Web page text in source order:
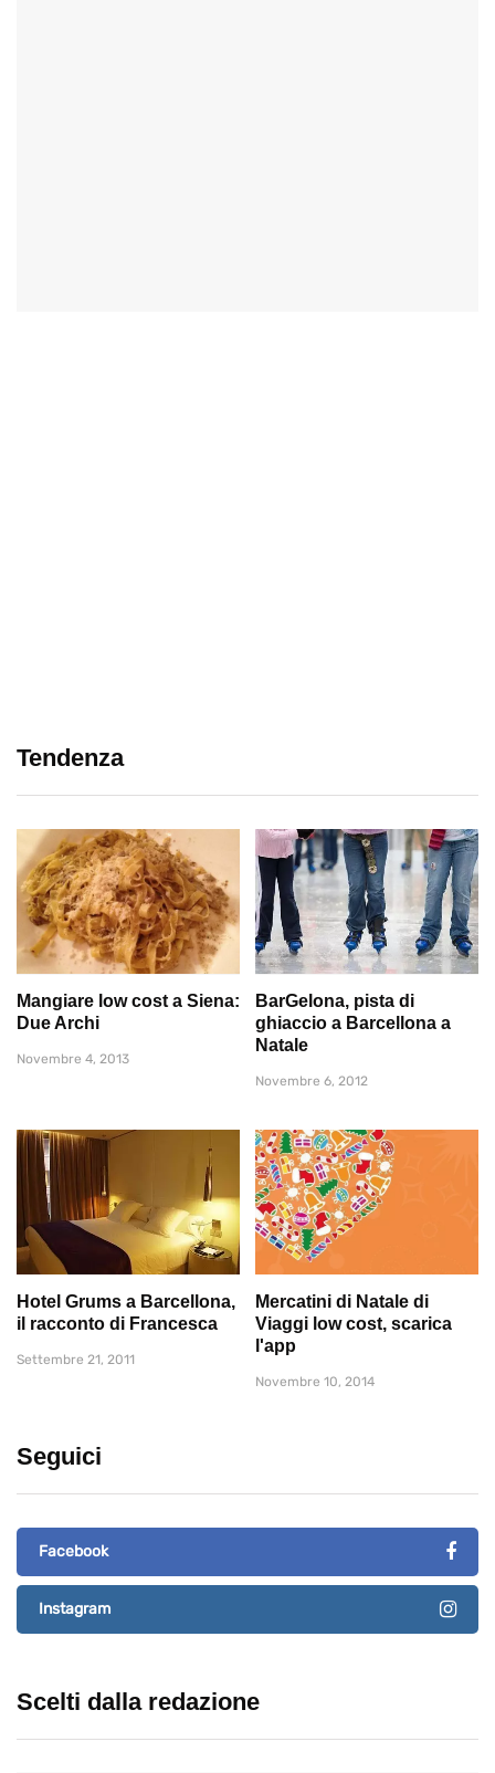
Tendenza
Mangiare low cost a Siena:
Due Archi
Novembre 4, 2013
BarGelona, pista di
ghiaccio a Barcellona a
Natale
Novembre 6, 2012
Hotel Grums a Barcellona,
il racconto di Francesca
Settembre 21, 2011
Mercatini di Natale di
Viaggi low cost, scarica
l'app
Novembre 10, 2014
Seguici
Facebook
Instagram
Scelti dalla redazione